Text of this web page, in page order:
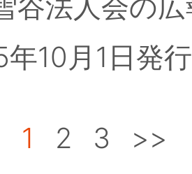
年10月1日発
1 2 3 >>